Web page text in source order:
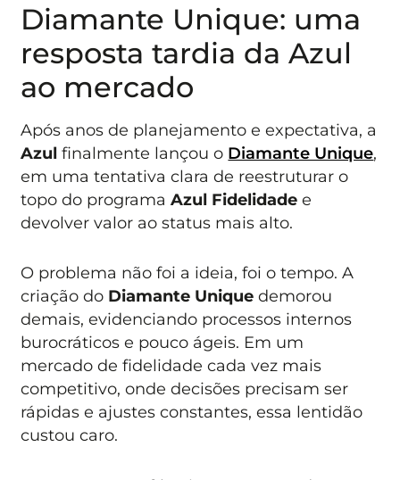
Diamante Unique: uma
resposta tardia da Azul
ao mercado
Após anos de planejamento e expectativa, a
Azul finalmente lançou o Diamante Unique,
em uma tentativa clara de reestruturar o
topo do programaAzul Fidelidadee
devolver valor ao status mais alto.
O problema não foi a ideia, foi o tempo. A
criação do Diamante Unique demorou
demais, evidenciando processos internos
burocráticos e pouco ágeis. Em um
mercado de fidelidade cada vez mais
competitivo, onde decisões precisam ser
rápidas e ajustes constantes, essa lentidão
custou caro.